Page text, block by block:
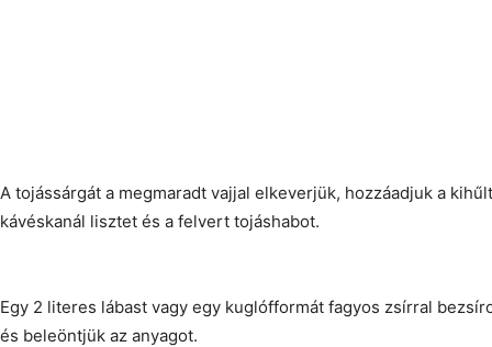
A tojássárgát a megmaradt vajjal elkeverjük, hozzáadjuk a
kávéskanál lisztet és a felvert tojáshabot.
Egy 2 literes lábast vagy egy kuglófformát fagyos zsírral
és beleöntjük az anyagot.